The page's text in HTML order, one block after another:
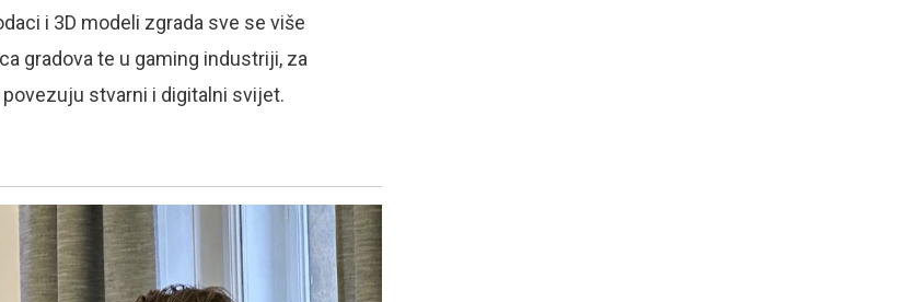
i 3D modeli zgrada sve se više
gradova te u gaming industriji, za
stvarni i digitalni svijet.